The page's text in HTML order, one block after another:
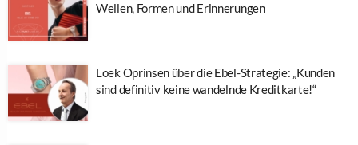
Wellen, Formen und Erinnerungen
Loek Oprinsen über die Ebel-Strategie: „Kunden
sind definitiv keine wandelnde Kreditkarte!“